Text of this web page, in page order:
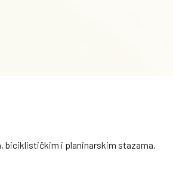
biciklističkim i planinarskim stazama.